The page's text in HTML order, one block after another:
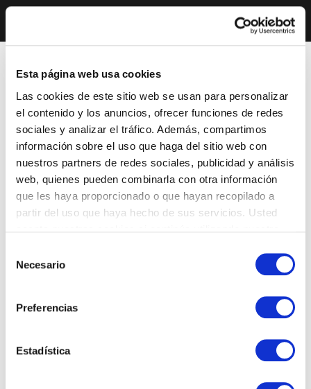
Esta página web usa cookies
Las cookies de este sitio web se usan para personalizar
el contenido y los anuncios, ofrecer funciones de redes
sociales y analizar el tráfico. Además, compartimos
información sobre el uso que haga del sitio web con
nuestros partners de redes sociales, publicidad y análisis
web, quienes pueden combinarla con otra información
que les haya proporcionado o que hayan recopilado a
partir del uso que haya hecho de sus servicios. Usted
Necesario
Preferencias
Estadística